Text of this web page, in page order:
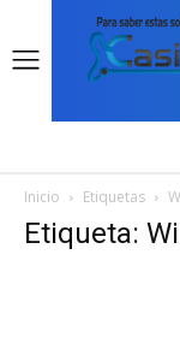
Inicio Etiquetas
Etiqueta: